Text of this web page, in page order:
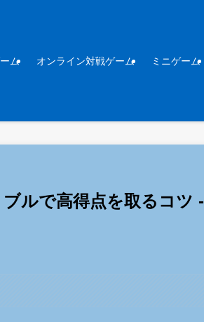
ム オンライン対戦ゲーム ミニゲーム
ルで高得点を取るコツ -